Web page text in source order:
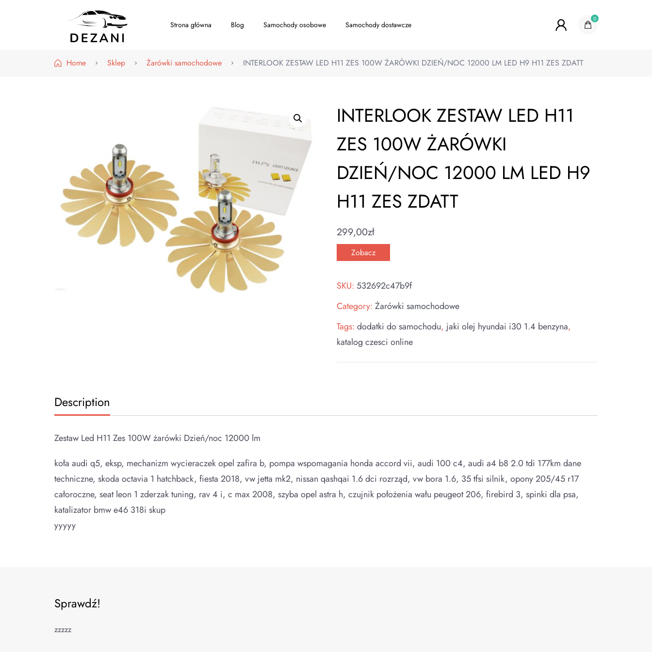
Strona główna Blog Samochody osobowe Samochody dostawcze
0
Home Sklep Żarówki samochodowe INTERLOOK ZESTAW LED H11 ZES 100W ŻARÓWKI DZIEŃ/NOC 12000 LM LED H9 H11 ZES ZDATT
INTERLOOK ZESTAW LED H11
ZES 100W ŻARÓWKI
DZIEŃ/NOC 12000 LM LED H9
H11 ZES ZDATT
299,00zł
Zobacz
SKU:532692c47b9f
Category:Żarówki samochodowe
Tags:dodatki do samochodu, jaki olej hyundai i30 1.4 benzyna,
katalog czesci online
Description
Zestaw Led H11 Zes 100W żarówki Dzień/noc 12000 lm
koła audi q5, eksp, mechanizm wycieraczek opel zafira b, pompa wspomagania honda accord vii, audi 100 c4, audi a4 b8 2.0 tdi 177km dane
techniczne, skoda octavia 1 hatchback, fiesta 2018, vw jetta mk2, nissan qashqai 1.6 dci rozrząd, vw bora 1.6, 35 tfsi silnik, opony 205/45 r17
całoroczne, seat leon 1 zderzak tuning, rav 4 i, c max 2008, szyba opel astra h, czujnik położenia wału peugeot 206, firebird 3, spinki dla psa,
katalizator bmw e46 318i skup
yyyyy
Sprawdź!
zzzzz